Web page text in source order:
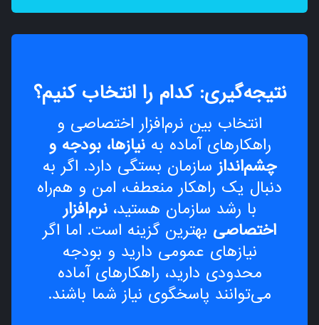
نتیجه‌گیری: کدام را انتخاب کنیم؟
انتخاب بین نرم‌افزار اختصاصی و
راهکارهای آماده بهنیازها، بودجه و
چشم‌انداز سازمان بستگی دارد. اگر به
دنبال یک راهکار منعطف، امن و هم‌راه
با رشد سازمان هستید،نرم‌افزار
اختصاصی بهترین گزینه است. اما اگر
نیازهای عمومی دارید و بودجه
محدودی دارید، راهکارهای آماده
می‌توانند پاسخگوی نیاز شما باشند.